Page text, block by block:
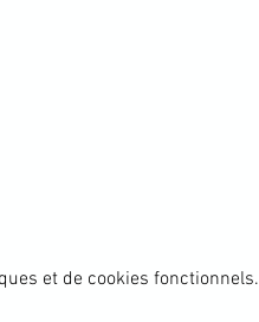
et de cookies fonctionnels.